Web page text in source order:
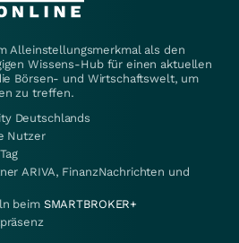
Alleinstellungsmerkmal als den
Wissens-Hub für einen aktuellen
Börsen- und Wirtschaftswelt, um
zu treffen.
Deutschlands
Nutzer
ARIVA, FinanzNachrichten und
beim SMARTBROKER+